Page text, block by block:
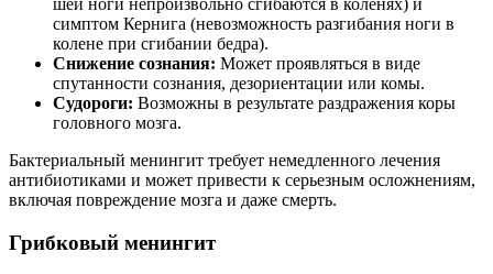
шеи ноги непроизвольно сгибаются в коленях) и
симптом Кернига (невозможность разгибания ноги в
колене при сгибании бедра).
Снижение сознания: Может проявляться в виде
спутанности сознания, дезориентации или комы.
Судороги: Возможны в результате раздражения коры
головного мозга.
Бактериальный менингит требует немедленного лечения
антибиотиками и может привести к серьезным осложнениям,
включая повреждение мозга и даже смерть.
Грибковый менингит